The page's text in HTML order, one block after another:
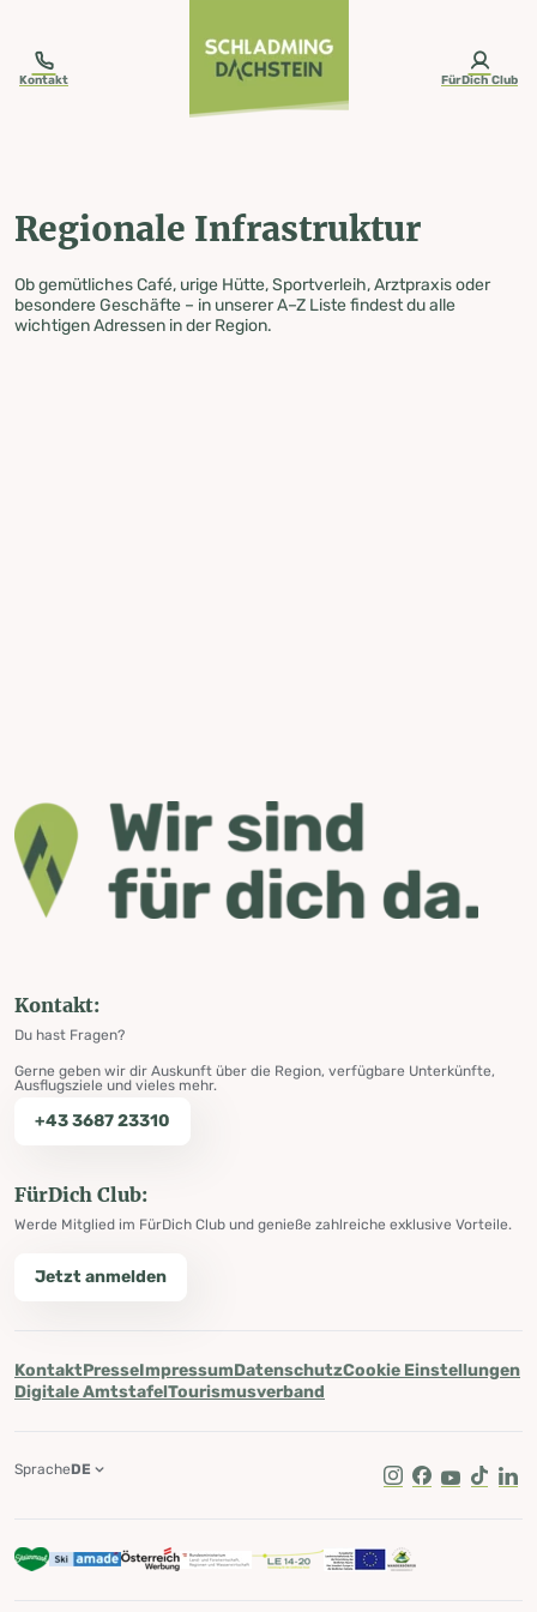
Kontakt FürDich Club
Regionale Infrastruktur
Ob gemütliches Café, urige Hütte, Sportverleih, Arztpraxis oder
besondere Geschäfte – in unserer A–Z Liste findest du alle
wichtigen Adressen in der Region.
Kontakt:
Du hast Fragen?
Gerne geben wir dir Auskunft über die Region, verfügbare Unterkünfte,
Ausflugsziele und vieles mehr.
+43 3687 23310
FürDich Club:
Werde Mitglied im FürDich Club und genieße zahlreiche exklusive Vorteile.
Jetzt anmelden
KontaktPresseImpressumDatenschutzCookie Einstellungen
Digitale AmtstafelTourismusverband
Instagram
Facebook
Youtube
Tik Tok
SpracheDE